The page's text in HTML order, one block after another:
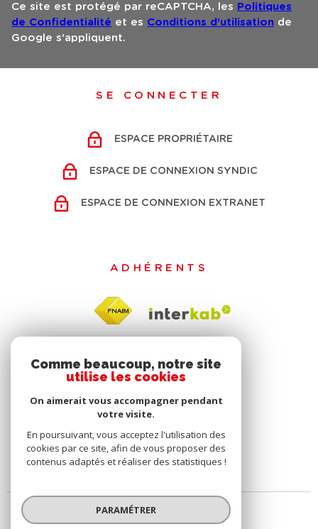
Ce site est protégé par reCAPTCHA, les Politiques
de Confidentialité et es Conditions d'utilisation de
Google s'appliquent.
SE CONNECTER
ESPACE PROPRIÉTAIRE
ESPACE DE CONNEXION SYNDIC
ESPACE DE CONNEXION EXTRANET
ADHÉRENTS
Comme beaucoup, notre site
utilise les cookies
On aimerait vous accompagner pendant
votre visite.
En poursuivant, vous acceptez l'utilisation des
cookies par ce site, afin de vous proposer des
contenus adaptés et réaliser des statistiques !
PARAMÉTRER